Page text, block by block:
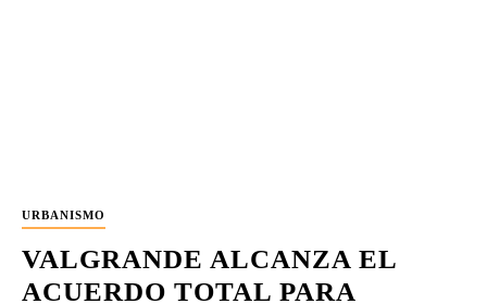
URBANISMO
VALGRANDE ALCANZA EL
ACUERDO TOTAL PARA